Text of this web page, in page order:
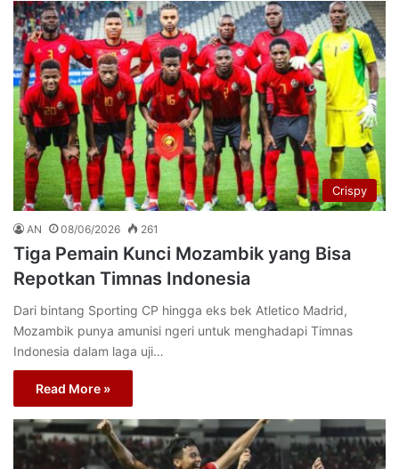
Crispy
AN 08/06/2026 261
Tiga Pemain Kunci Mozambik yang Bisa
Repotkan Timnas Indonesia
Dari bintang Sporting CP hingga eks bek Atletico Madrid,
Mozambik punya amunisi ngeri untuk menghadapi Timnas
Indonesia dalam laga uji…
Read More »